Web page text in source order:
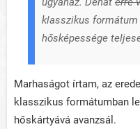
klasszikus formátum
hősképessége
Marhaságot írtam, az
klasszikus formátumban
hőskártyává avanzsál.